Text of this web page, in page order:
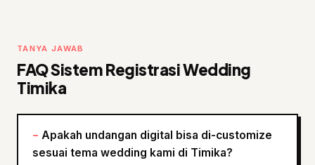
TANYA JAWAB
FAQ Sistem Registrasi Wedding
Timika
Apakah undangan digital bisa di-customize
sesuai tema wedding kami di Timika?